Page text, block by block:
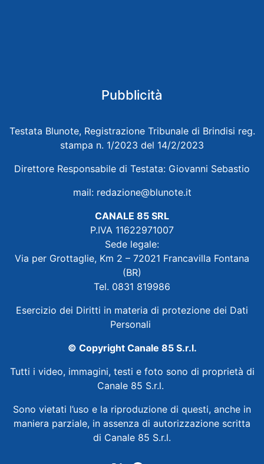
Pubblicità
Testata Blunote, Registrazione Tribunale di Brindisi reg.
stampa n. 1/2023 del 14/2/2023
Direttore Responsabile di Testata: Giovanni Sebastio
mail: redazione@blunote.it
CANALE 85 SRL
P.IVA 11622971007
Sede legale:
Via per Grottaglie, Km 2 – 72021 Francavilla Fontana
(BR)
Tel. 0831 819986
Esercizio dei Diritti in materia di protezione dei Dati
Personali
© Copyright Canale 85 S.r.l.
Tutti i video, immagini, testi e foto sono di proprietà di
Canale 85 S.r.l.
Sono vietati l’uso e la riproduzione di questi, anche in
maniera parziale, in assenza di autorizzazione scritta
di Canale 85 S.r.l.